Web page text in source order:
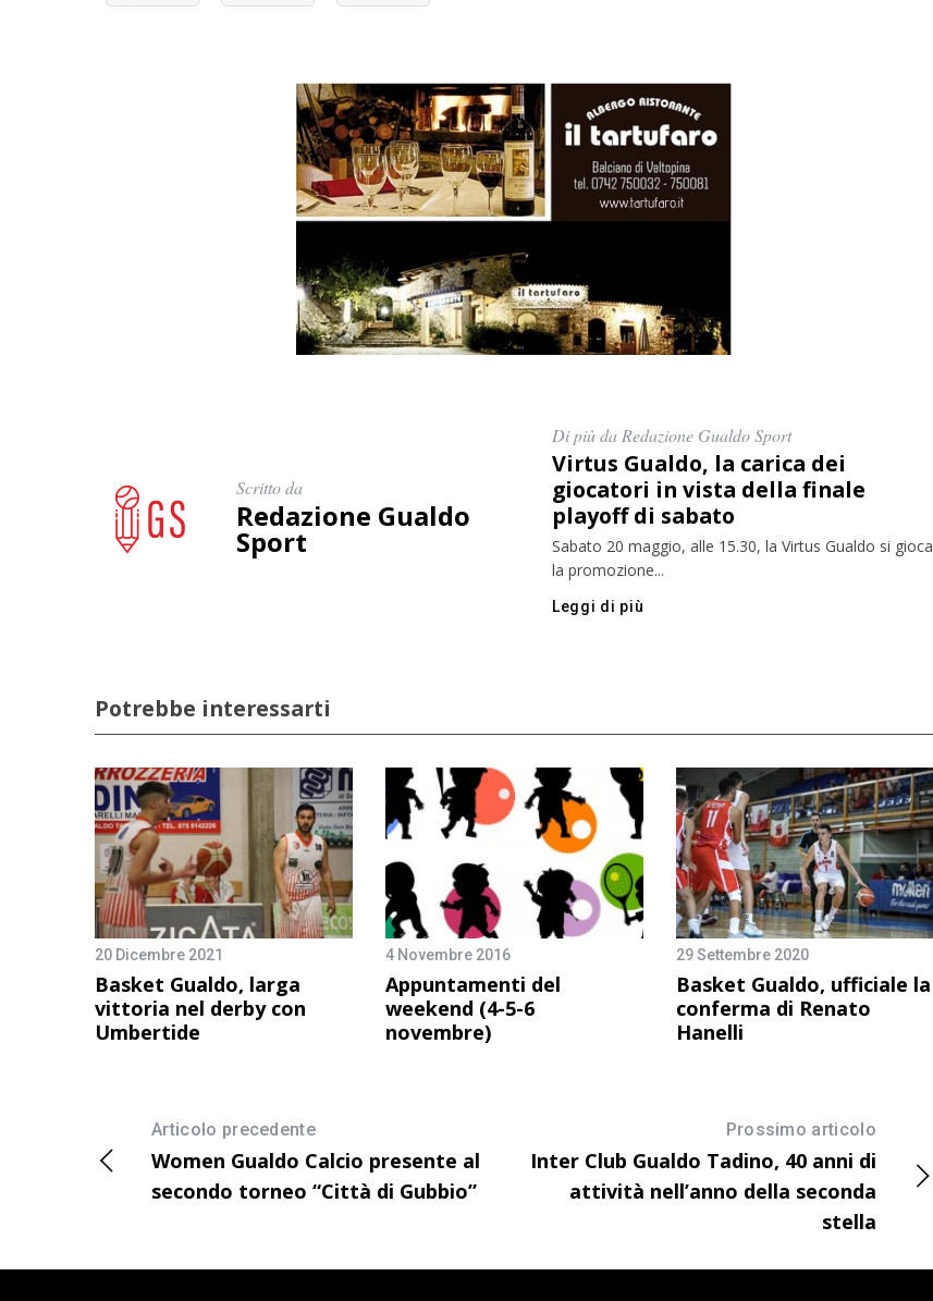
Scritto da
Redazione Gualdo
Sport
Di più da Redazione Gualdo Sport
Virtus Gualdo, la carica dei
giocatori in vista della finale
playoff di sabato
Sabato 20 maggio, alle 15.30, la Virtus Gualdo si gioca
la promozione...
Leggi di più
Potrebbe interessarti
20 Dicembre 2021
Basket Gualdo, larga
vittoria nel derby con
Umbertide
4 Novembre 2016
Appuntamenti del
weekend (4-5-6
novembre)
29 Settembre 2020
Basket Gualdo, ufficiale la
conferma di Renato
Hanelli
Articolo precedente
Women Gualdo Calcio presente al
secondo torneo “Città di Gubbio”
Prossimo articolo
Inter Club Gualdo Tadino, 40 anni di
attività nell’anno della seconda
stella